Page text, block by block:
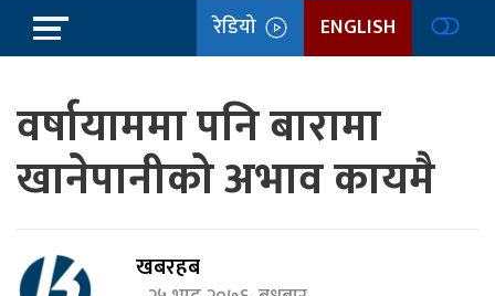
रेडियो ENGLISH
वर्षायाममा पनि बारामा
खानेपानीको अभाव कायमै
खबरहब